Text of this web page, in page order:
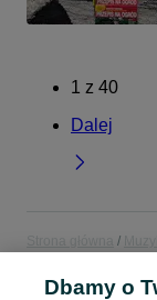
1 z 40
Dalej
Strona główna
z dzielnicą Gdańsk
Dbamy o